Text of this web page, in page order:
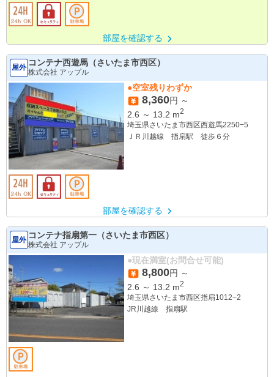
部屋を確認する
屋外 コンテナ西遊馬（さいたま市西区）
株式会社 アップル
●空室残りわずか
8,360円 ～
2.6 ～ 13.2 m2
埼玉県さいたま市西区西遊馬2250−5
ＪＲ川越線 指扇駅 徒歩６分
部屋を確認する
屋外 コンテナ指扇第一（さいたま市西区）
株式会社 アップル
●現在満室(お問合せ可能)
8,800円 ～
2.6 ～ 13.2 m2
埼玉県さいたま市西区指扇1012−2
JR川越線 指扇駅